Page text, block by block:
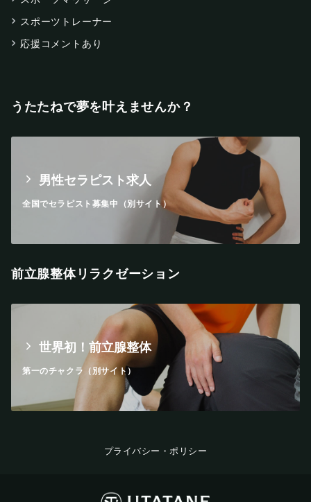
スポーツトレーナー
応援コメントあり
うたたねで夢を叶えませんか？
男性セラピスト求人
全国でセラピスト募集中（別サイト）
前立腺整体リラクゼーション
世界初！前立腺整体
第一のチャクラ（別サイト）
プライバシー・ポリシー